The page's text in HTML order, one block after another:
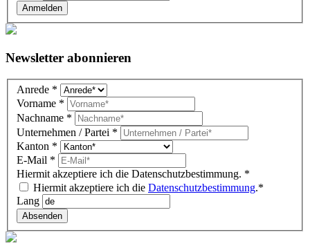
Anmelden
Newsletter abonnieren
Newsletter
DE
(Gutenberg
block)
Anrede *
Vorname *
Nachname *
Unternehmen / Partei *
Kanton *
E-Mail *
Hiermit akzeptiere ich die Datenschutzbestimmung. *
Hiermit akzeptiere ich die Datenschutzbestimmung.*
Lang
Absenden